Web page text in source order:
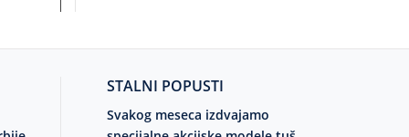
STALNI POPUSTI
Svakog meseca izdvajamo